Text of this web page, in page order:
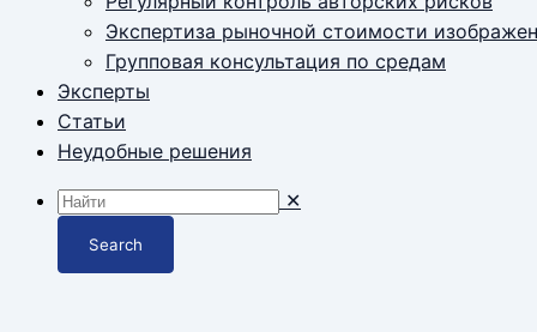
Экспертиза рыночной стоимости
Групповая консультация по средам
Эксперты
Статьи
Неудобные решения
✕